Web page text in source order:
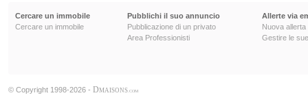
Cercare un immobile
Cercare un immobile
Pubblichi il suo annuncio
Pubblicazione di un privato
Area Professionisti
Allerte via
Nuova allerta
Gestire le
© Copyright 1998-2026 - DMAISONS .COM